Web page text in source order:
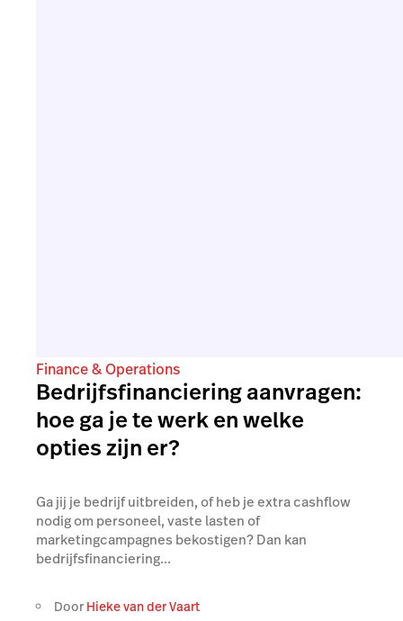
Finance & Operations
Bedrijfsfinanciering aanvragen:
hoe ga je te werk en welke
opties zijn er?
Ga jij je bedrijf uitbreiden, of heb je extra cashflow
nodig om personeel, vaste lasten of
marketingcampagnes bekostigen? Dan kan
bedrijfsfinanciering...
Door Hieke van der Vaart